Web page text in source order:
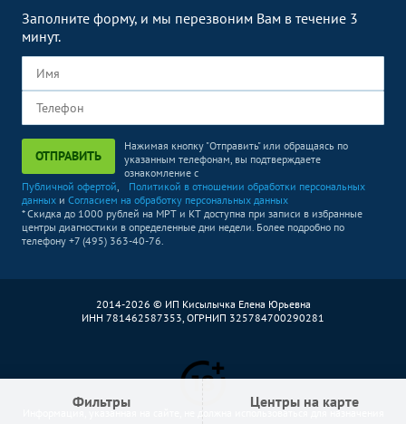
Фильтры Центры на карте
Заполните форму, и мы перезвоним Вам в течение 3
минут.
ОТПРАВИТЬ
Нажимая кнопку "Отправить" или обращаясь по
указанным телефонам, вы подтверждаете
ознакомление с
Публичной офертой,
Политикой в отношении обработки персональных
данных и Согласием на обработку персональных данных
* Скидка до 1000 рублей на МРТ и КТ доступна при записи в избранные
центры диагностики в определенные дни недели. Более подробно по
телефону +7 (495) 363-40-76.
2014-2026 © ИП Кисылычка Елена Юрьевна
ИНН 781462587353, ОГРНИП 325784700290281
Информация, указанная на сайте, не должна использоваться для назначения